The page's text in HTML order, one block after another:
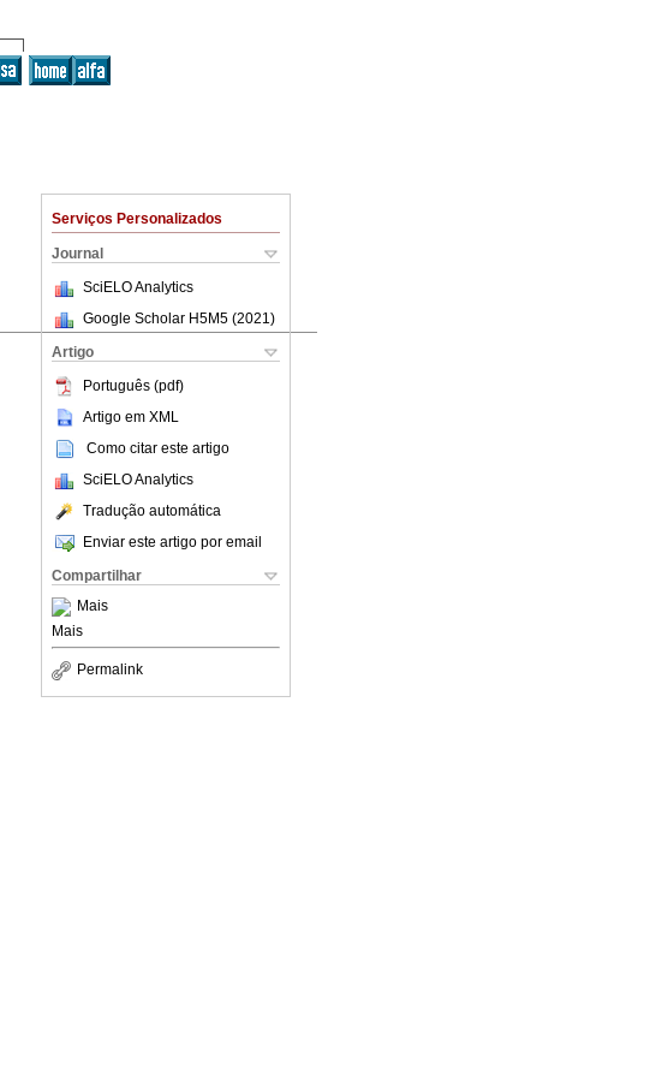
Serviços Personalizados
Journal
SciELO Analytics
Google Scholar H5M5 (2021 )
Artigo
Português (pdf)
Artigo em XML
Como citar este artigo
SciELO Analytics
Tradução automática
Enviar este artigo por email
Compartilhar
Mais
Mais
Permalink